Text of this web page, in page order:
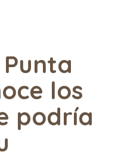
los
podría